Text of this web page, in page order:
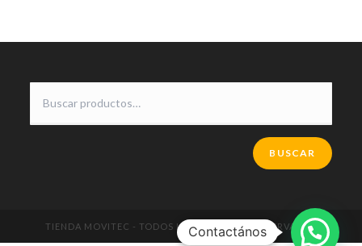
BUSCAR
TIENDA MOVITEC - TODOS LOS DERECHOS RESERVADOS
Contactános